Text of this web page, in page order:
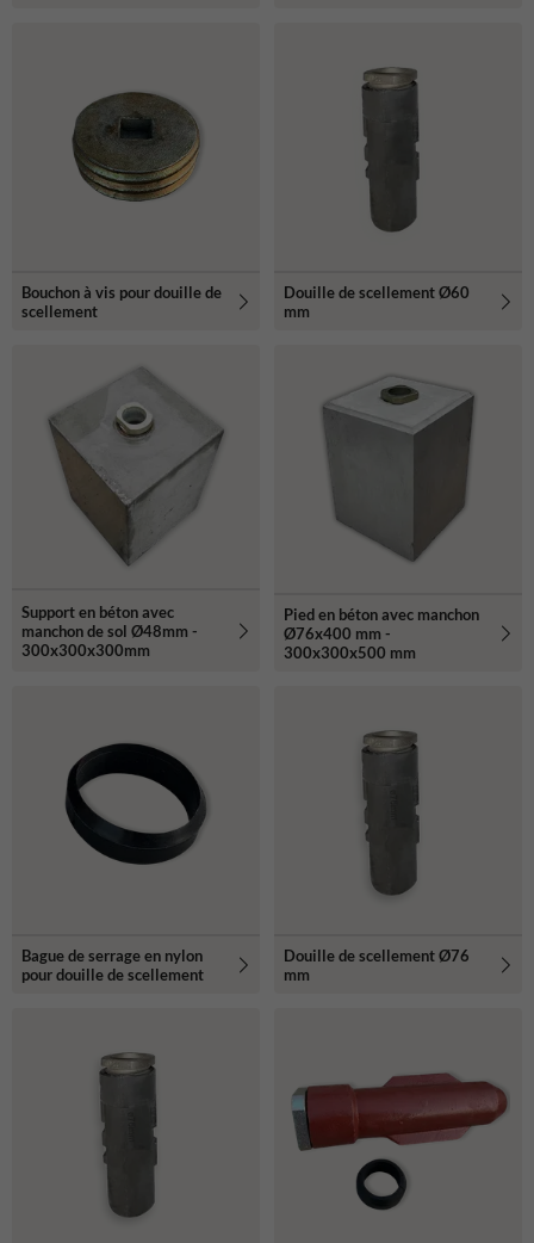
Bouchon à vis pour douille de
scellement
Douille de scellement Ø60
mm
Support en béton avec
manchon de sol Ø48mm -
300x300x300mm
Pied en béton avec manchon
Ø76x400 mm -
300x300x500 mm
Bague de serrage en nylon
pour douille de scellement
Douille de scellement Ø76
mm